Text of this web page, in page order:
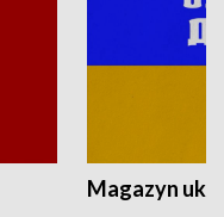
Magazyn